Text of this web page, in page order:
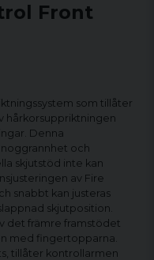
Front
som tillåter
hårkorsuppriktningen
Denna
och
skjutstöd inte kan
av Fire
snabbt kan justeras
skjutposition.
det främre framstödet
med fingertopparna.
tillåter kontrollarmen